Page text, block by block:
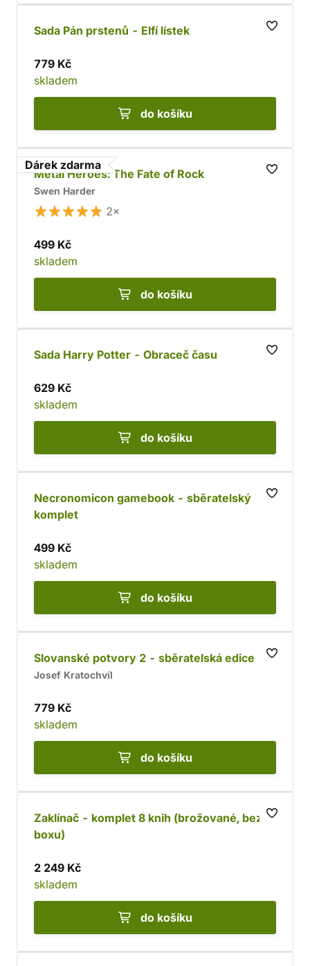
Sada Pán prstenů - Elfí lístek
779 Kč
skladem
do košíku
Dárek zdarma
Metal Heroes: The Fate of Rock
Swen Harder
2×
499 Kč
skladem
do košíku
Sada Harry Potter - Obraceč času
629 Kč
skladem
do košíku
Necronomicon gamebook - sběratelský
komplet
499 Kč
skladem
do košíku
Slovanské potvory 2 - sběratelská edice
Josef Kratochvíl
779 Kč
skladem
do košíku
Zaklínač - komplet 8 knih (brožované, bez
boxu)
2 249 Kč
skladem
do košíku